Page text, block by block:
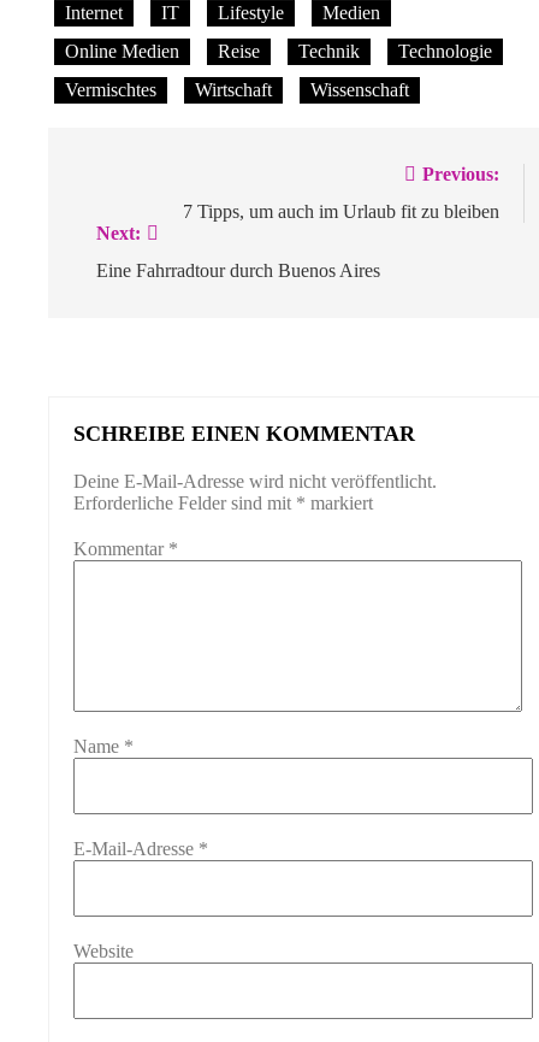
Internet
IT Lifestyle
Medien
Online Medien
Reise Technik
Technologie
Vermischtes
Wirtschaft Wissenschaft
Previous:
7 Tipps, um auch im Urlaub fit zu bleiben
Next:
Eine Fahrradtour durch Buenos Aires
SCHREIBE EINEN KOMMENTAR
Deine E-Mail-Adresse wird nicht veröffentlicht.
Erforderliche Felder sind mit * markiert
Kommentar *
Name *
E-Mail-Adresse *
Website